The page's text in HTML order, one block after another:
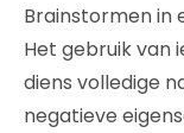
Brainstormen in
Het gebruik van
diens volledige
negatieve